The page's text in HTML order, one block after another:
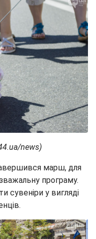
news)
марш, для
програму.
сувеніри у вигляді